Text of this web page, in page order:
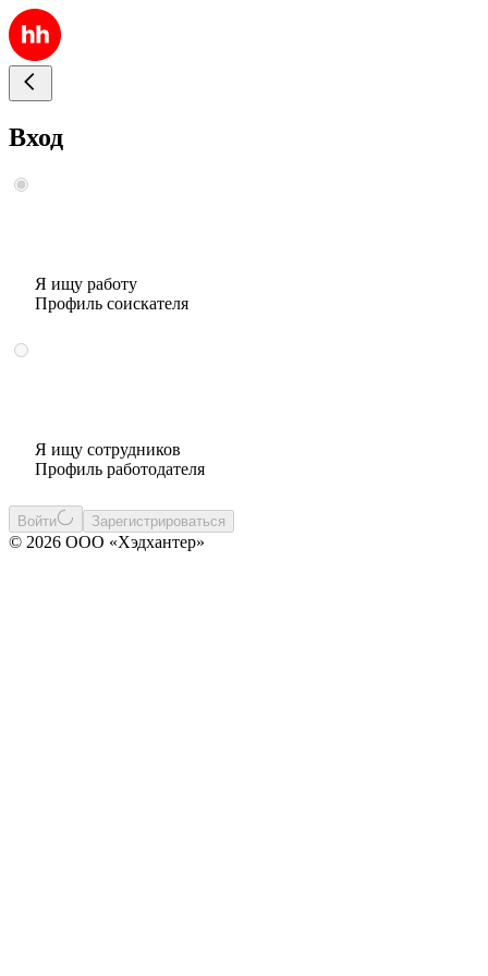
Вход
Я ищу работу
Профиль соискателя
Я ищу сотрудников
Профиль работодателя
Войти Зарегистрироваться
© 2026 ООО «Хэдхантер»